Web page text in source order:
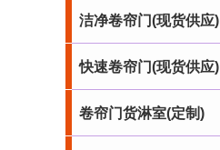
洁净卷帘门(现货供应)
快速卷帘门(现货供应)
卷帘门货淋室(定制)